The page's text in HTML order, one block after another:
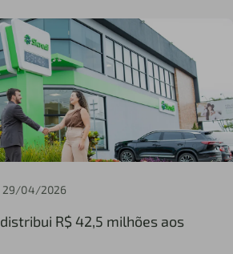
29/04/2026
R$ 42,5 milhões aos